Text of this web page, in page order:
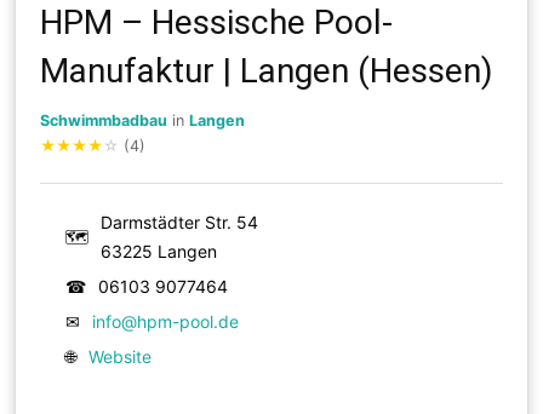
HPM – Hessische Pool-
Manufaktur | Langen (Hessen)
Schwimmbadbau inLangen
★★★★ ☆ (4)
🗺
Darmstädter Str. 54
63225 Langen
☎
06103 9077464
✉
info@hpm-pool.de
🌐 Website